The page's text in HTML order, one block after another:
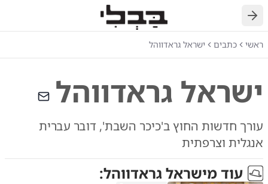
חזרה
ראשי כתבים ישראל גראדווהל
ישראל גראדווהל
עורך חדשות החוץ ב'כיכר השבת', דובר עברית
אנגלית וצרפתית
עוד מישראל גראדווהל: